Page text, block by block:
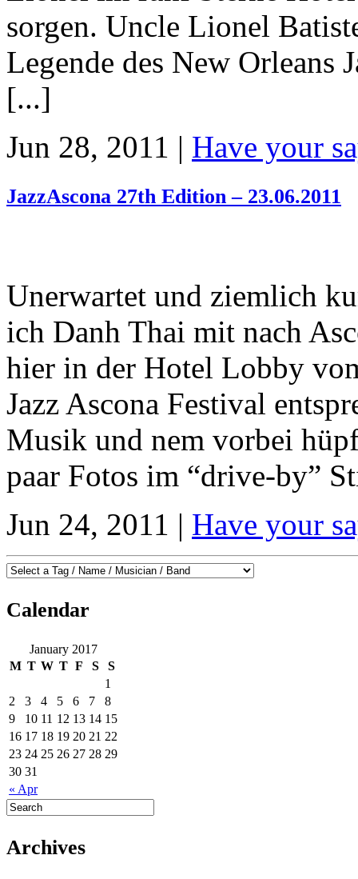
sorgen. Uncle Lionel
Legende des New Orleans
[...]
Jun 28, 2011 | Have your
JazzAscona 27th Edition – 23.06.2011
Unerwartet und ziemlich
ich Danh Thai mit nach
hier in der Hotel Lobby
Jazz Ascona Festival
Musik und nem vorbei
paar Fotos im “drive-by”
Jun 24, 2011 | Have your
Calendar
January 2017
M T W T F S S
« Apr
1
2
3 4 5 6 7
8
9
10 11 12 13 14 15
16 17 18 19 20 21 22
23 24 25 26 27 28 29
30 31
Archives